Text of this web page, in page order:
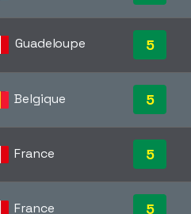
Guadeloupe 5
Belgique 5
France 5
France 5